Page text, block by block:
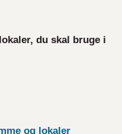
du skal bruge i
og lokaler